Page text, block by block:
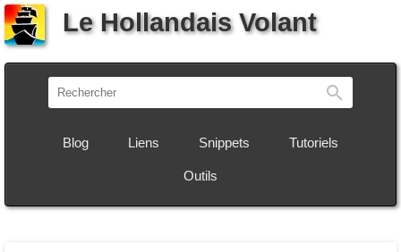
Le Hollandais Volant
Blog Liens Snippets Tutoriels
Outils